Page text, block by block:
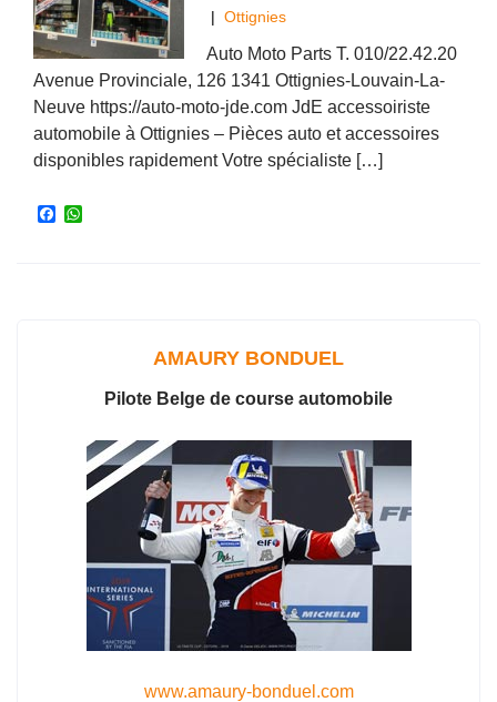
| Ottignies
Auto Moto Parts T. 010/22.42.20
Avenue Provinciale, 126 1341 Ottignies-Louvain-La-
Neuve https://auto-moto-jde.com JdE accessoiriste
automobile à Ottignies – Pièces auto et accessoires
disponibles rapidement Votre spécialiste […]
F
AMAURY BONDUEL
Pilote Belge de course automobile
www.amaury-bonduel.com